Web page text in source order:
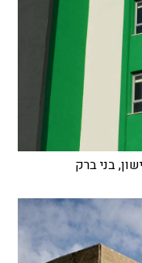
בני ברק